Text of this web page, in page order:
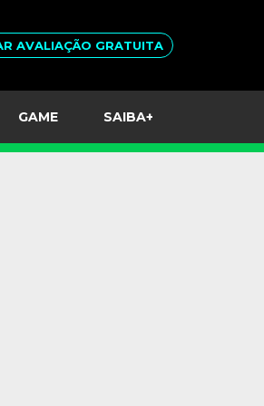
AVALIAÇÃO GRATUITA
GAME SAIBA+